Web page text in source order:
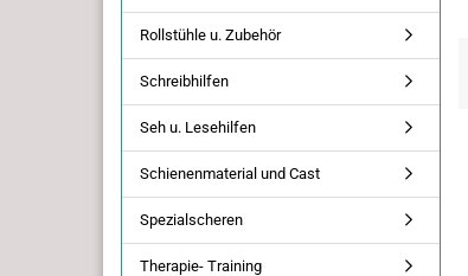
Rollstühle u. Zubehör
Schreibhilfen
Seh u. Lesehilfen
Schienenmaterial und Cast
Spezialscheren
Therapie- Training